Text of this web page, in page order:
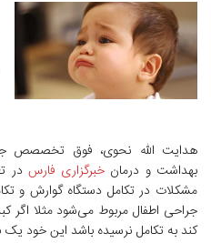
هدایت الله نحوی، فوق تخصصص
بهداشت و درمان خبرگزاری فارس در
مشکلات در تکامل دستگاه گوارش و
جراحی اطفال مربوط می‌شود مثلا اگر
کند به تکامل نرسیده باشد این خود